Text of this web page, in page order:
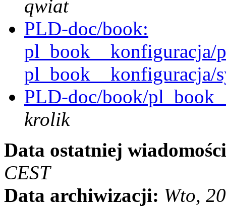
qwiat
PLD-doc/book:
pl_book__konfiguracja/
pl_book__konfiguracja/
PLD-doc/book/
krolik
Data ostatniej
CEST
Data archiwizacji: Wto,